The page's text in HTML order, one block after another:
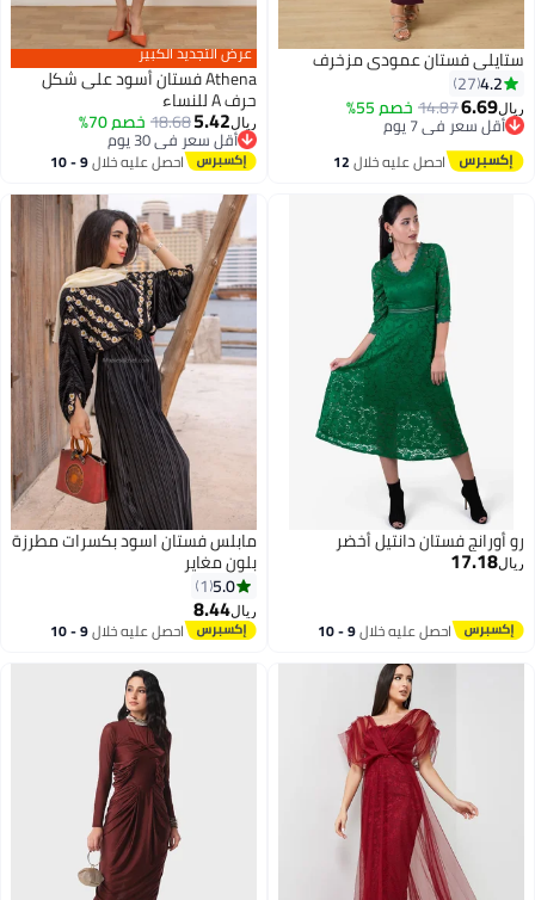
ستايلي فستان عمودي مزخرف
4.2
27
ريال6.69
14.87خصم 55%
أقل سعر في 7 يوم
أقل سعر في 7 يوم
احصل عليه خلال12
عرض التجديد الكبير
Athena فستان أسود على شكل
حرف A للنساء
ريال5.42
18.68خصم 70%
أقل سعر في 30 يوم
أقل سعر في 30 يوماحصل عليه خلال 9 - 10
2
رو أورانج فستان دانتيل أخضر
ريال17.18
احصل عليه خلال 9 - 10
مابلس فستان اسود بكسرات مطرزة
بلون مغاير
5.0
1
ريال8.44
احصل عليه خلال 9 - 10